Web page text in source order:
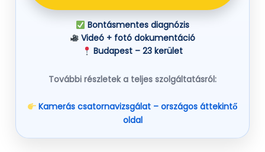
Bontásmentes diagnózis
Videó + fotó dokumentáció
Budapest – 23 kerület
További részletek a teljes szolgáltatásról:
Kamerás csatornavizsgálat – országos áttekintő
oldal